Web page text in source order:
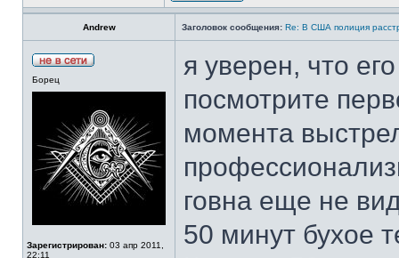
Аndrew Заголовок сообщения: Re: В США полиция
Борец
Зарегистрирован: 03 апр 2011,
22:11
я уверен, что
посмотрите
момента
говна еще не
50 минут бухое